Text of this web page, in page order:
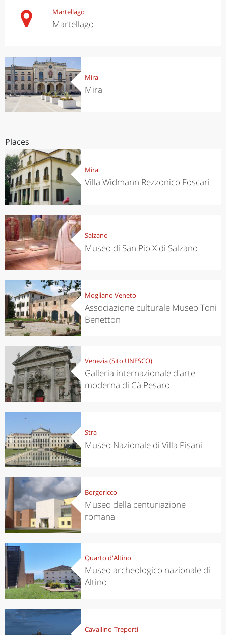
Martellago
Martellago
Mira
Mira
Places
Mira
Villa Widmann Rezzonico Foscari
Salzano
Museo di San Pio X di Salzano
Mogliano Veneto
Associazione culturale Museo Toni
Benetton
Venezia (Sito UNESCO)
Galleria internazionale d'arte
moderna di Cà Pesaro
Stra
Museo Nazionale di Villa Pisani
Borgoricco
Museo della centuriazione
romana
Quarto d'Altino
Museo archeologico nazionale di
Altino
Cavallino-Treporti